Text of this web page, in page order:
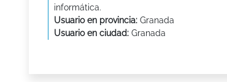
informática.
Usuario en provincia: Granada
Usuario en ciudad: Granada